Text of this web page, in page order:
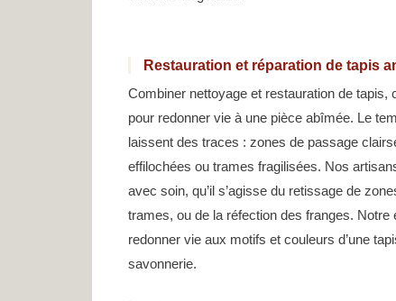
Restauration et réparation de tapis
Combiner nettoyage et restauration de tapis,
pour redonner vie à une pièce abîmée. Le
laissent des traces : zones de passage
effilochées ou trames fragilisées. Nos
avec soin, qu’il s’agisse du retissage de
trames, ou de la réfection des franges. Notre
redonner vie aux motifs et couleurs d’une
savonnerie.